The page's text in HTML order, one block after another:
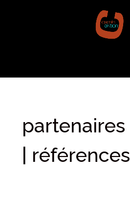
partenaires
| références